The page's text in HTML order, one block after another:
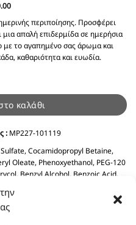
περιποίησης. Προσφέρει
μια απαλή επιδερμίδα σε ημερήσια
το αγαπημένο σας άρωμα και
καθαριότητα και ευωδία.
καλάθι
: MP227-101119
Cocamidopropyl Betaine,
Oleate, Phenoxyethanol, PEG-120
Benzyl Alcohol, Benzoic Acid,
Benzoate, Sodium Sulfate, Citric